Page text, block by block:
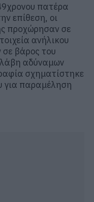
πατέρα
επίθεση, οι
προχώρησαν σε
ανήλικου
βάρος του
αδύναμων
σχηματίστηκε
για παραμέληση